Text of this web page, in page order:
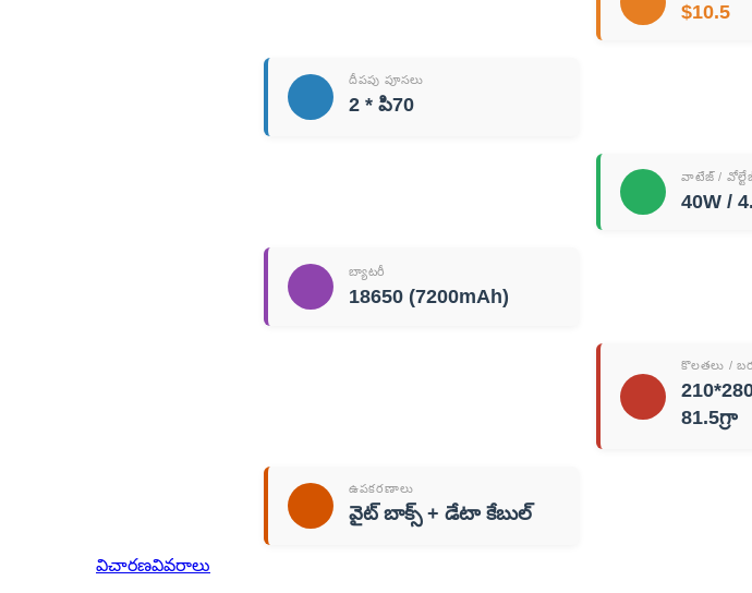
$10.5
దీపపు పూసలు
2 * పి70
వాటేజ్ /
40W /
బ్యాటరీ
18650 (7200mAh)
కొలతలు /
81.5గ్రా
ఉపకరణాలు
వైట్ బాక్స్ + డేటా కేబుల్
విచారణవివరాలు